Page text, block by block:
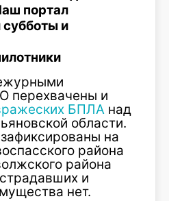
портал
субботы и
перехвачены и
БПЛА над
области.
на
района
района
и
нет.